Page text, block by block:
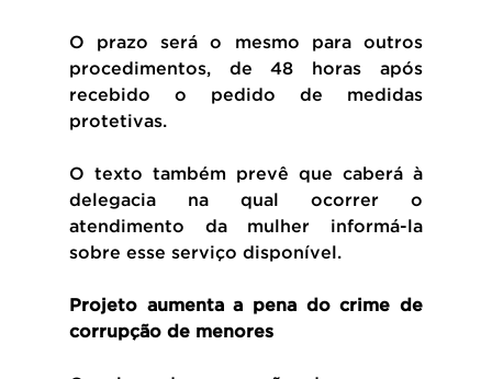
O prazo será o mesmo para outros
procedimentos, de 48 horas após
recebido o pedido de medidas
protetivas.
O texto também prevê que caberá à
delegacia na qual ocorrer o
atendimento da mulher informá-la
sobre esse serviço disponível.
Projeto aumenta a pena do crime de
corrupção de menores